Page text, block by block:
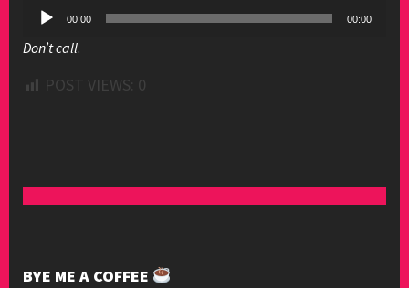
Lecteur 00:00 00:00
Don’t call.
POST VIEWS: 0
BYE ME A COFFEE